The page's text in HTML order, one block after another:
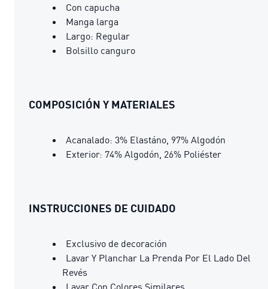
Con capucha
Manga larga
Largo: Regular
Bolsillo canguro
COMPOSICIÓN Y MATERIALES
Acanalado: 3% Elastáno, 97% Algodón
Exterior: 74% Algodón, 26% Poliéster
INSTRUCCIONES DE CUIDADO
Exclusivo de decoración
Lavar Y Planchar La Prenda Por El Lado Del
Revés
Lavar Con Colores Similares